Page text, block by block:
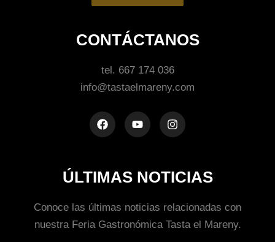
CONTÁCTANOS
tel. 667 174 036
info@tastaelmareny.com
ÚLTIMAS NOTICIAS
Conoce las últimas noticias relacionadas con
nuestra Feria Gastronómica Tasta el Mareny.